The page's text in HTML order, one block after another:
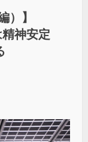
）】
神安定